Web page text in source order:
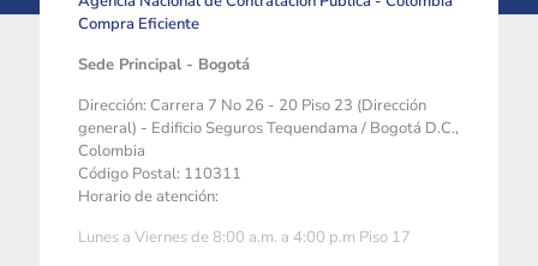
Compra Eficiente
Sede Principal - Bogotá
Dirección: Carrera 7 No 26 - 20 Piso 23 (Dirección
general) - Edificio Seguros Tequendama / Bogotá D.C.,
Colombia
Código Postal: 110311
Horario de atención:
Lunes a Viernes de 8:00 a.m. a 4:00 p.m Piso 17